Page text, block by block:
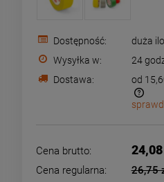
Dostępność:
duża
Wysyłka w:
24
Dostawa:
od
Cena nie zawiera
Cena brutto: 24,08
Cena regularna:
26,75